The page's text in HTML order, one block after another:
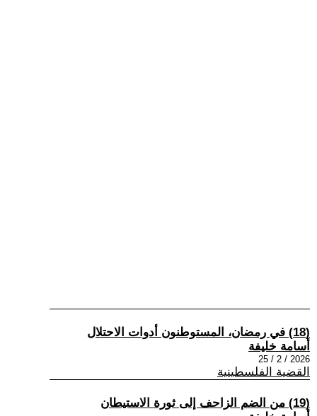
(18) في رمضان، المستوطنون أدوات الاحتلال
أسامة خليفة
2026 / 2 / 25
القضية الفلسطينية
(19) من الضم الزاحف إلى ثورة الاستيطان